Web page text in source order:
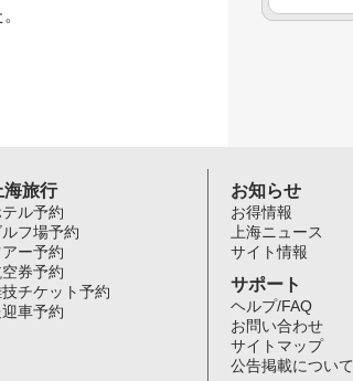
海旅行
テル予約
ルフ場予約
アー予約
券予約
チケット予約
車予約
お知らせ
お得情報
上海ニュース
サイト情報
サポート
ヘルプ/FAQ
お問い合わせ
サイトマップ
公告掲載について